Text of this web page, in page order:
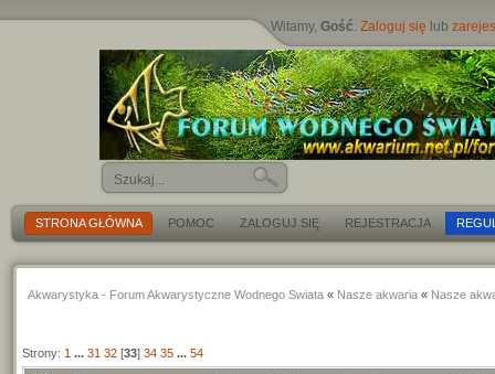
Witamy,Gość.Zaloguj się lub
STRONA GŁÓWNA POMOC ZALOGUJ SIĘ REJESTRACJA
Akwarystyka - Forum Akwarystyczne Wodnego Swiata « Nasze akwaria « Nasze
Strony: 1 ... 31 32 [33] 34 35 ... 54